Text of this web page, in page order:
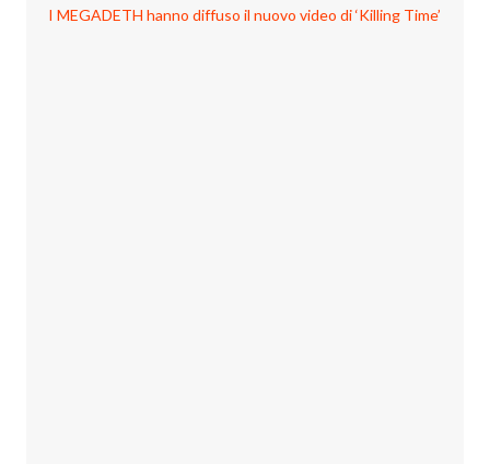
I MEGADETH hanno diffuso il nuovo video di ‘Killing Time’